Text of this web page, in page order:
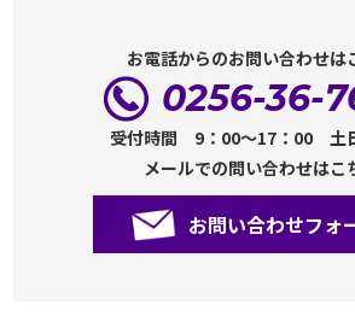
お電話からのお問い合わせは
0256-36-
受付時間 9：00～17：00 土
メールでの問い合わせはこ
お問い合わせフォ